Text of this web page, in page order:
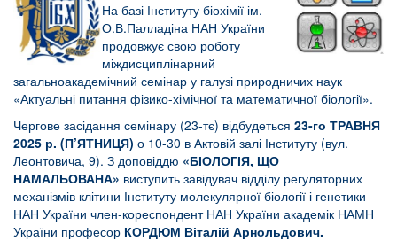
На базі Інституту біохімії ім.
О.В.Палладіна НАН України
продовжує свою роботу
міждисциплінарний
загальноакадемічний семінар у галузі природничих наук
«Актуальні питання фізико-хімічної та математичної біології».
Чергове засідання семінару (23-тє) відбудеться 23-го ТРАВНЯ
2025 р. (П’ЯТНИЦЯ) о 10-30 в Актовій залі Інституту (вул.
Леонтовича, 9). З доповіддю «БІОЛОГІЯ, ЩО
НАМАЛЬОВАНА» виступить завідувач відділу регуляторних
механізмів клітини Інституту молекулярної біології і генетики
НАН України член-кореспондент НАН України академік НАМН
України професор КОРДЮМ Віталій Арнольдович.